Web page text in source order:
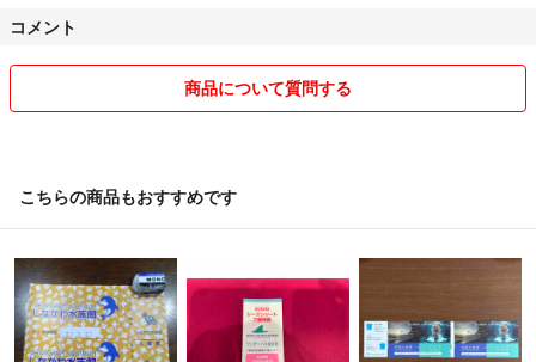
物確認後、受け取り評価だけは忘れずにお願いいたします)
ひとつ追加あたり、180円ほどお値引きさせていただきます。
・なるべく早く発送いたします。
・全品送料込の価額です。
普通郵便としているものはチケット等
以外、郵便局から発送することがある
ため、土日祝日の発送はできない場合が
ございます。
コメント
商品について質問する
こちらの商品もおすすめです